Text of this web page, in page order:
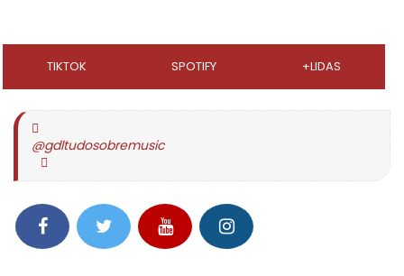
TIKTOK SPOTIFY +LIDAS
@gdltudosobremusic